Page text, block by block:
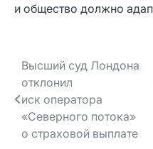
и общество должно
Навигация
по записям
Высший суд Лондона
отклонил
иск оператора
«Северного потока»
о страховой выплате